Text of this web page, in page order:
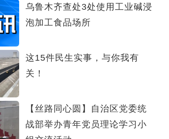
乌鲁木齐查处3处使用工业碱浸
泡加工食品场所
这15件民生实事，与你我有
关！
【丝路同心圆】自治区党委统
战部举办青年党员理论学习小
拜城：迎峰度夏保供电 电力企业迎“烤”验